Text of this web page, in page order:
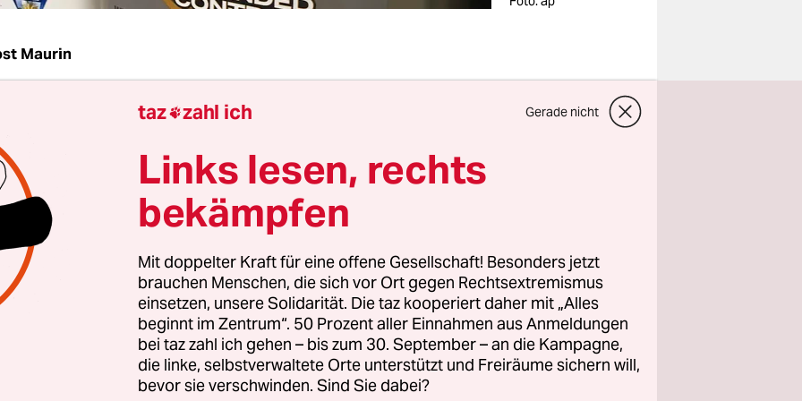
Maurin
knickt im Rechtsstreit über Krebserkrankungen durch
Glyphosat
in den USA einen Vergleich in Höhe von insgesamt 8
anzubieten, berichtete die Nachrichtenagentur
am Freitag. Sie berief sich auf mit den Verhandlungen
Offiziell habe Bayer noch kein Angebot vorgelegt,
Glyphosat-Streit eingesetzte Mediator Ken Feinberg mit.
der
Bayer AGdementierte den Bloomberg-Bericht
teilte der taz nur mit: „Kein Kommentar.“
Dollar für den Vergleich sind deutlich weniger als die
taz zahl ich Gerade nicht
Links lesen, rechts
bekämpfen
Mit doppelter Kraft für eine offene Gesellschaft! Besonders jetzt
brauchen Menschen, die sich vor Ort gegen Rechtsextremismus
einsetzen, unsere Solidarität. Die taz kooperiert daher mit „Alles
beginnt im Zentrum“. 50 Prozent aller Einnahmen aus Anmeldungen
bei taz zahl ich gehen – bis zum 30. September – an die Kampagne,
die linke, selbstverwaltete Orte unterstützt und Freiräume sichern will,
bevor sie verschwinden. Sind Sie dabei?